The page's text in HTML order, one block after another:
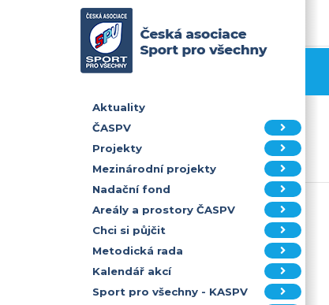
Aktuality
ČASPV
Projekty
Mezinárodní projekty
Nadační fond
Areály a prostory ČASPV
Chci si půjčit
Metodická rada
Kalendář akcí
Sport pro všechny - KASPV